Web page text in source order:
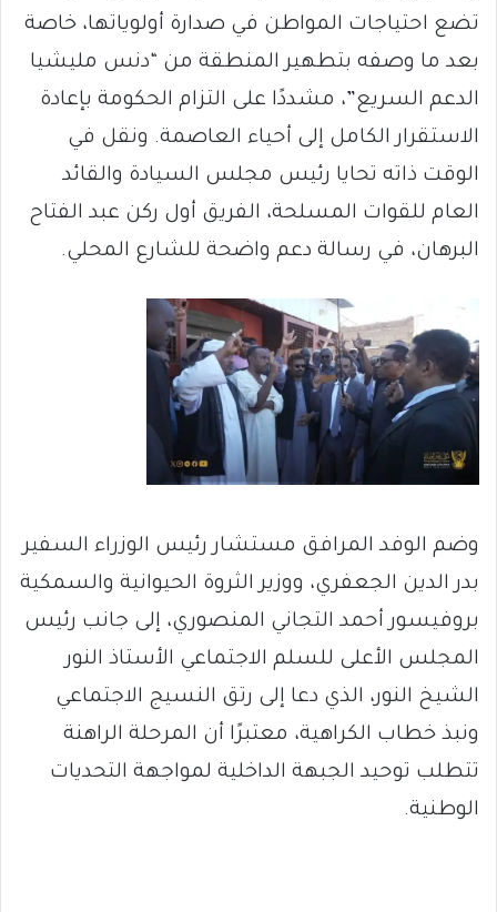
تضع احتياجات المواطن في صدارة أولوياتها، خاصة
بعد ما وصفه بتطهير المنطقة من “دنس مليشيا
الدعم السريع”، مشددًا على التزام الحكومة بإعادة
الاستقرار الكامل إلى أحياء العاصمة. ونقل في
الوقت ذاته تحايا رئيس مجلس السيادة والقائد
العام للقوات المسلحة، الفريق أول ركن عبد الفتاح
البرهان، في رسالة دعم واضحة للشارع المحلي.
وضم الوفد المرافق مستشار رئيس الوزراء السفير
بدر الدين الجعفري، ووزير الثروة الحيوانية والسمكية
بروفيسور أحمد التجاني المنصوري، إلى جانب رئيس
المجلس الأعلى للسلم الاجتماعي الأستاذ النور
الشيخ النور، الذي دعا إلى رتق النسيج الاجتماعي
ونبذ خطاب الكراهية، معتبرًا أن المرحلة الراهنة
تتطلب توحيد الجبهة الداخلية لمواجهة التحديات
الوطنية.